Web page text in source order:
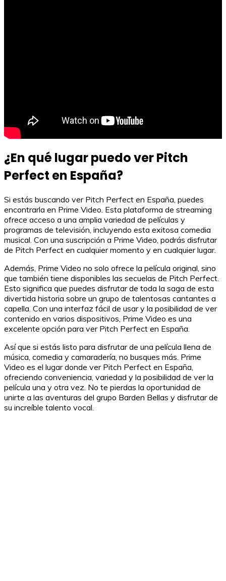
¿En qué lugar puedo ver Pitch
Perfect en España?
Si estás buscando ver Pitch Perfect en España, puedes
encontrarla en Prime Video. Esta plataforma de streaming
ofrece acceso a una amplia variedad de películas y
programas de televisión, incluyendo esta exitosa comedia
musical. Con una suscripción a Prime Video, podrás disfrutar
de Pitch Perfect en cualquier momento y en cualquier lugar.
Además, Prime Video no solo ofrece la película original, sino
que también tiene disponibles las secuelas de Pitch Perfect.
Esto significa que puedes disfrutar de toda la saga de esta
divertida historia sobre un grupo de talentosas cantantes a
capella. Con una interfaz fácil de usar y la posibilidad de ver
contenido en varios dispositivos, Prime Video es una
excelente opción para ver Pitch Perfect en España.
Así que si estás listo para disfrutar de una película llena de
música, comedia y camaradería, no busques más. Prime
Video es el lugar donde ver Pitch Perfect en España,
ofreciendo conveniencia, variedad y la posibilidad de ver la
película una y otra vez. No te pierdas la oportunidad de
unirte a las aventuras del grupo Barden Bellas y disfrutar de
su increíble talento vocal.